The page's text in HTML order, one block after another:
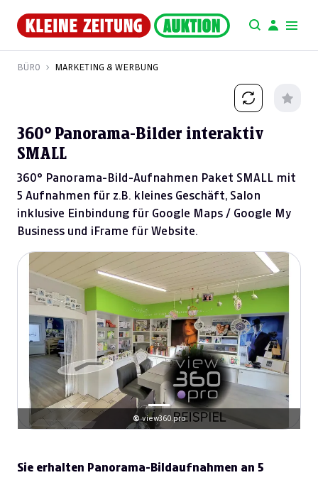
BÜRO MARKETING & WERBUNG
360° Panorama-Bilder interaktiv
SMALL
360° Panorama-Bild-Aufnahmen Paket SMALL mit
5 Aufnahmen für z.B. kleines Geschäft, Salon
inklusive Einbindung für Google Maps / Google My
Business und iFrame für Website.
©view360.pro
Sie erhalten Panorama-Bildaufnahmen an 5